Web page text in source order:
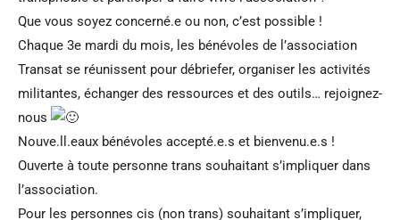
Que vous soyez concerné.e ou non, c’est possible !
Chaque 3e mardi du mois, les bénévoles de l’association
Transat se réunissent pour débriefer, organiser les activités
militantes, échanger des ressources et des outils… rejoignez-
nous
Nouve.ll.eaux bénévoles accepté.e.s et bienvenu.e.s !
Ouverte à toute personne trans souhaitant s’impliquer dans
l’association.
Pour les personnes cis (non trans) souhaitant s’impliquer,